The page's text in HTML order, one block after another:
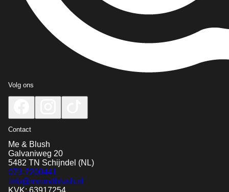
Volg ons
Contact
Me & Blush
Galvaniweg 20
5482 TN Schijndel (NL)
073-7200441
info@meandblush.nl